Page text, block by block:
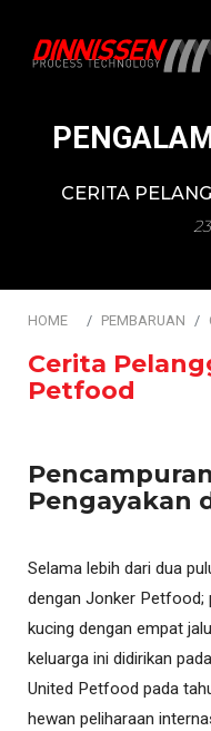
CERITA
HOME PEMBARUAN
Cerita
Petfood
Pengayakan
Selama lebih dari dua
dengan Jonker Petfood;
kucing dengan empat
keluarga ini didirikan
United Petfood pada
hewan peliharaan